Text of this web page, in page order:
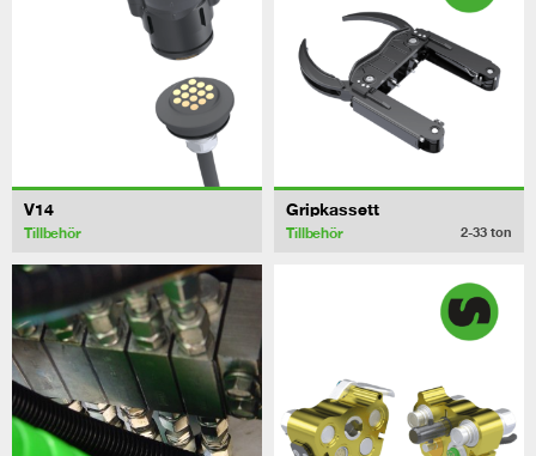
V14
Tillbehör
Gripkassett
Tillbehör 2-33 ton